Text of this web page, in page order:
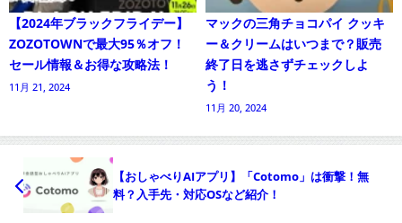
【2024年ブラックフライデー】
ZOZOTOWNで最大95％オフ！
セール情報＆お得な攻略法！
11月 21, 2024
マックの三角チョコパイ クッキ
ー＆クリームはいつまで？販売
終了日を逃さずチェックしよ
う！
11月 20, 2024
【おしゃべりAIアプリ】「Cotomo」は衝撃！無
料？入手先・対応OSなど紹介！